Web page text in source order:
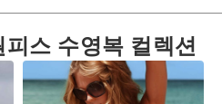
스 수영복 컬렉션